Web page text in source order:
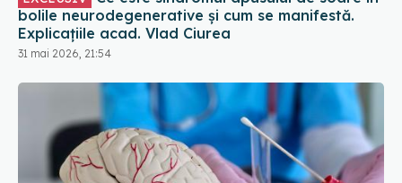
bolile neurodegenerative și cum se manifestă.
Explicațiile acad. Vlad Ciurea
31 mai 2026, 21:54